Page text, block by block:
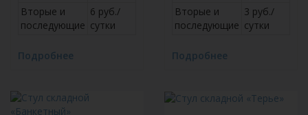
Вторые и
последующие
6 руб./
сутки
Подробнее
Вторые и
последующие
3 руб./
сутки
Подробнее